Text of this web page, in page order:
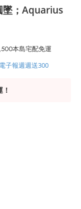
墜；Aquarius
本島宅配免運
子報週週送300